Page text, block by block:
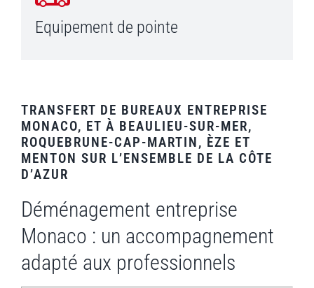
Equipement de pointe
TRANSFERT DE BUREAUX ENTREPRISE
MONACO, ET À BEAULIEU-SUR-MER,
ROQUEBRUNE-CAP-MARTIN, ÈZE ET
MENTON SUR L’ENSEMBLE DE LA CÔTE
D’AZUR
Déménagement entreprise
Monaco : un accompagnement
adapté aux professionnels